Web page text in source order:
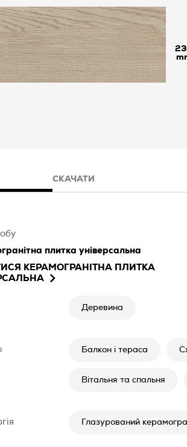
СКАЧАТИ
плитка універсальна
КЕРАМОГРАНІТНА ПЛИТКА
Деревина
Балкон і тераса
Вітальня та спальня
Глазурований